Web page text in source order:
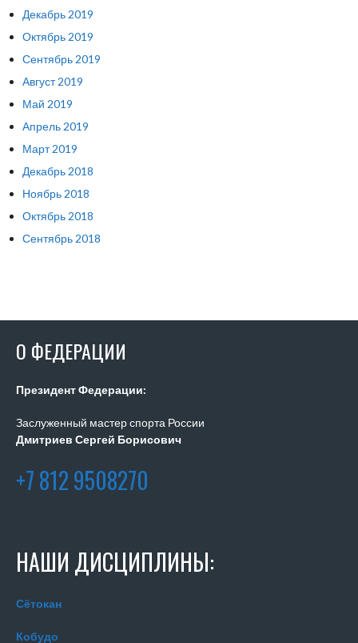
Декабрь 2019
Октябрь 2019
Сентябрь 2019
Август 2019
Май 2019
Апрель 2019
Март 2019
Декабрь 2018
Ноябрь 2018
Октябрь 2018
Сентябрь 2018
О ФЕДЕРАЦИИ
Президент Федерации:
Заслуженный мастер спорта России
Дмитриев Сергей Борисович
+7 812 9508270
НАШИ ДИСЦИПЛИНЫ:
Сётокан
Кобудо